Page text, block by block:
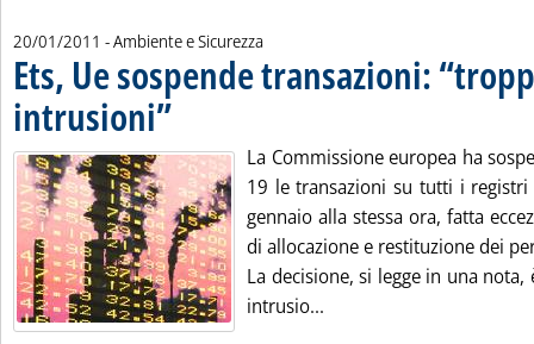
20/01/2011 - Ambiente e Sicurezza
Ets, Ue sospende transazioni:
intrusioni”. Pubblicata giovedì 20 gennaio 2011 alle 12.8.
La Commissione europea ha
19 le transazioni su tutti i
gennaio alla stessa ora, fatta
di allocazione e restituzione dei
La decisione, si legge in una
intrusio...